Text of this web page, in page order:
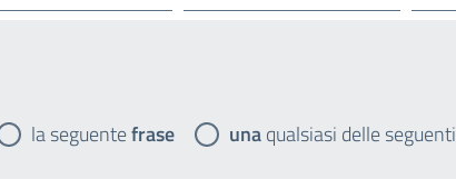
la seguentefrase unaqualsiasi delle seguenti